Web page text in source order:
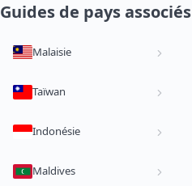
Guides de pays associés
Malaisie
Taïwan
Indonésie
Maldives